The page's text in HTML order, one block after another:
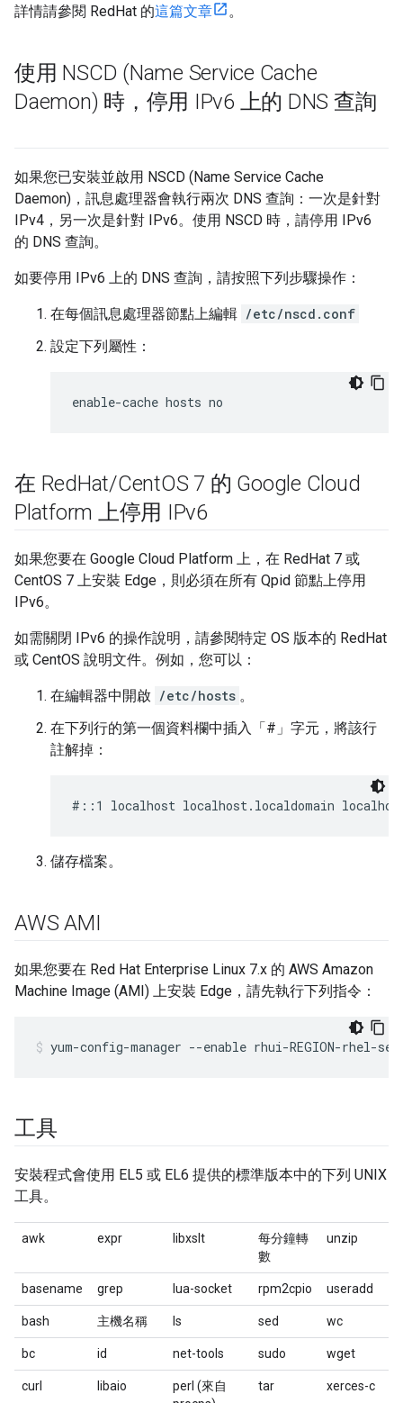
詳情請參閱 RedHat 的這篇文章 。
使用 NSCD (Name Service Cache
Daemon) 時，停用 IPv6 上的 DNS 查詢
如果您已安裝並啟用 NSCD (Name Service Cache
Daemon)，訊息處理器會執行兩次 DNS 查詢：一次是針對
IPv4，另一次是針對 IPv6。使用 NSCD 時，請停用 IPv6
的 DNS 查詢。
如要停用 IPv6 上的 DNS 查詢，請按照下列步驟操作：
在每個訊息處理器節點上編輯 /etc/nscd.conf
設定下列屬性：
enable-cache hosts no
在 RedHat/CentOS 7 的 Google Cloud
Platform 上停用 IPv6
如果您要在 Google Cloud Platform 上，在 RedHat 7 或
CentOS 7 上安裝 Edge，則必須在所有 Qpid 節點上停用
IPv6。
如需關閉 IPv6 的操作說明，請參閱特定 OS 版本的 RedHat
或 CentOS 說明文件。例如，您可以：
在編輯器中開啟 /etc/hosts 。
在下列行的第一個資料欄中插入「#」字元，將該行
註解掉：
#::1 localhost localhost.localdomain
儲存檔案。
AWS AMI
如果您要在 Red Hat Enterprise Linux 7.x 的 AWS Amazon
Machine Image (AMI) 上安裝 Edge，請先執行下列指令：
yum-config-manager --enable rhui-REGION-rhel-
工具
安裝程式會使用 EL5 或 EL6 提供的標準版本中的下列 UNIX
工具。
awk expr libxslt
每分鐘轉
數
unzip
basename grep lua-socket rpm2cpio useradd
bash 主機名稱 ls sed wc
bc id net-tools sudo wget
curl libaio
perl (來自
tar xerces-c